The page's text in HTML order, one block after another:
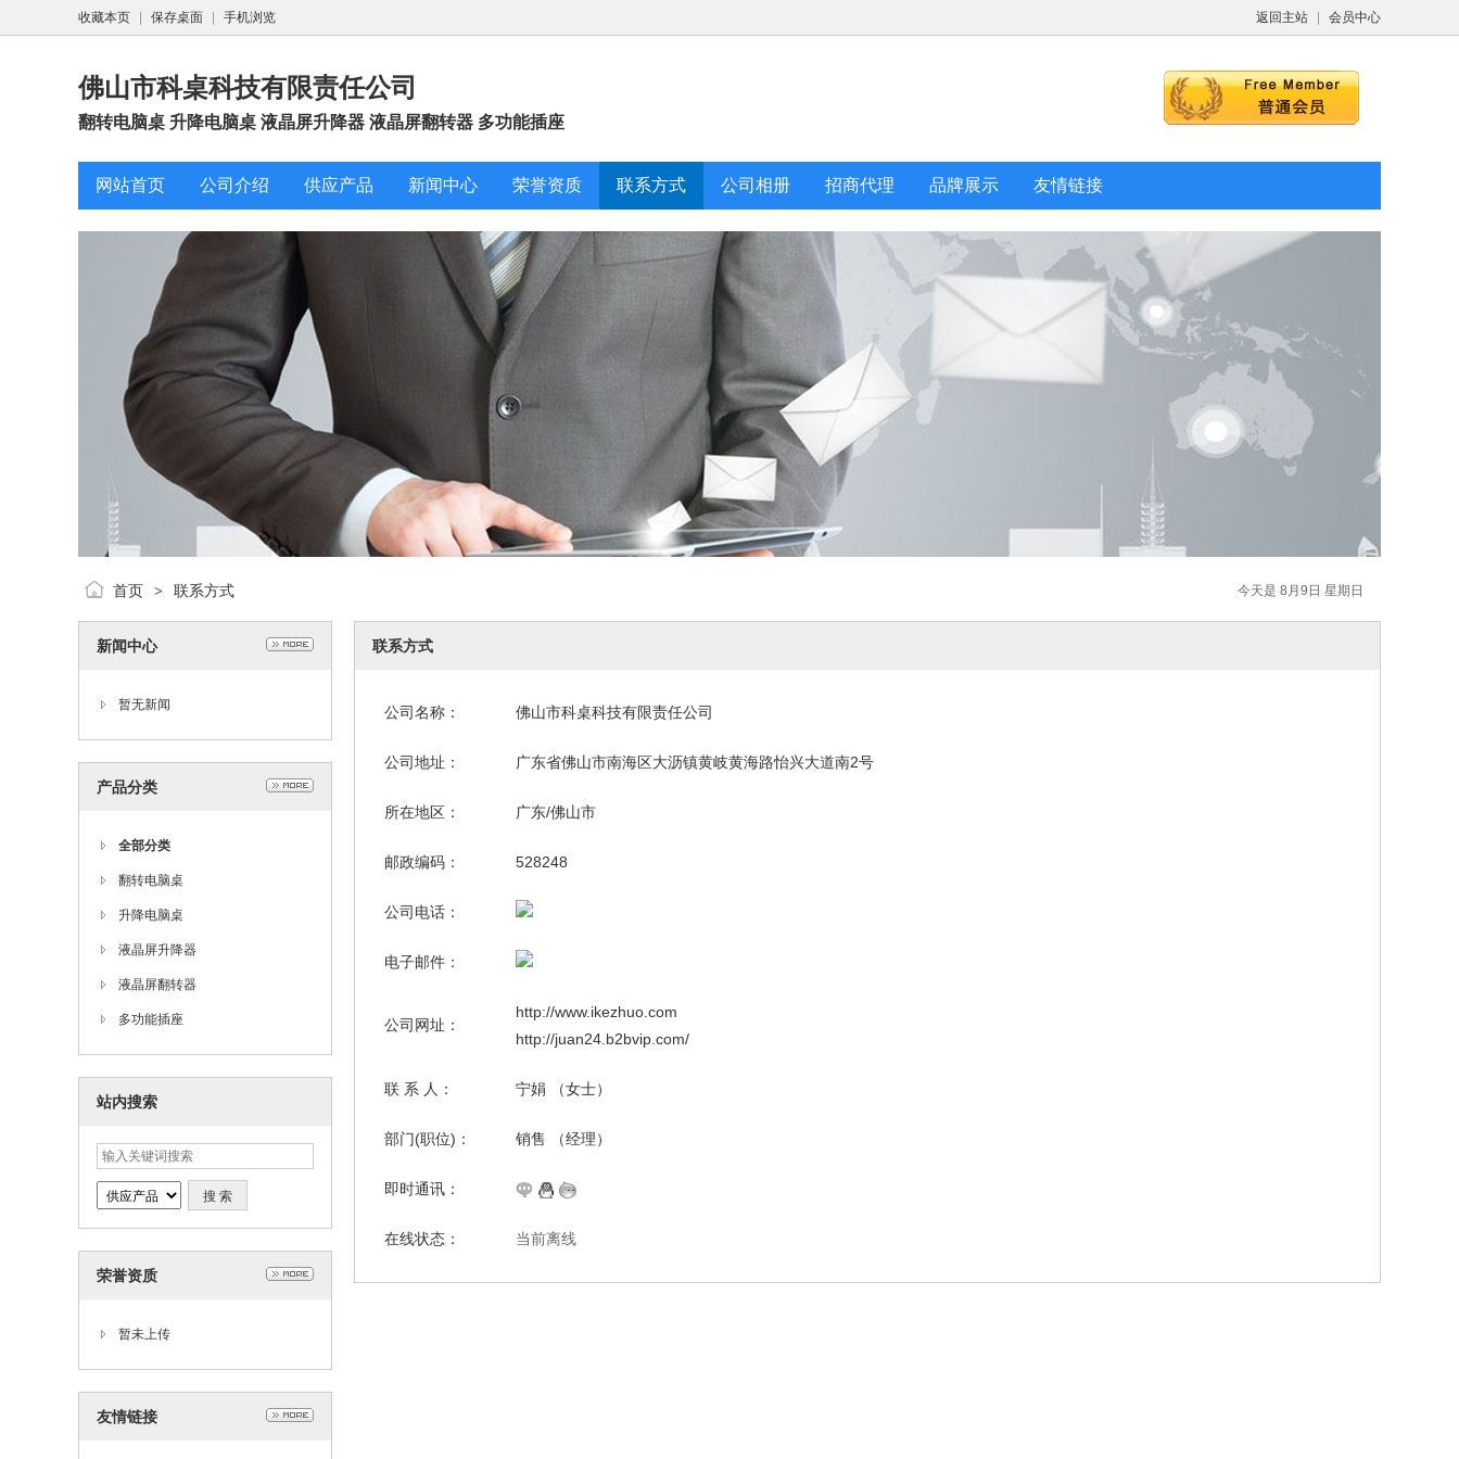
返回主站 会员中心
收藏本页 保存桌面 手机浏览
佛山市科桌科技有限责任公司
翻转电脑桌 升降电脑桌 液晶屏升降器 液晶屏翻转器 多功能插座
网站首页 公司介绍 供应产品 新闻中心 荣誉资质 联系方式 公司相册 招商代理 品牌展示 友情链接
今天是 8月9日 星期日
首页 > 联系方式
新闻中心
暂无新闻
产品分类
全部分类
翻转电脑桌
升降电脑桌
液晶屏升降器
液晶屏翻转器
多功能插座
站内搜索
荣誉资质
暂未上传
友情链接
联系方式
公司名称： 佛山市科桌科技有限责任公司
公司地址： 广东省佛山市南海区大沥镇黄岐黄海路怡兴大道南2号
所在地区： 广东/佛山市
邮政编码： 528248
公司电话：
电子邮件：
公司网址：
http://www.ikezhuo.com
http://juan24.b2bvip.com/
联 系 人： 宁娟 （女士）
部门(职位)： 销售 （经理）
即时通讯：
在线状态： 当前离线